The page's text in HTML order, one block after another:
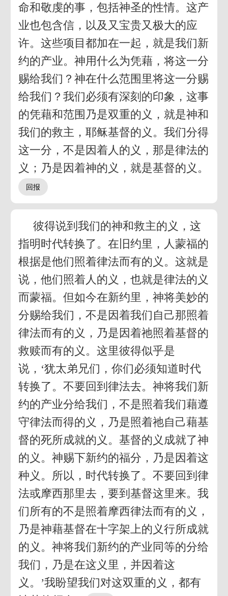
命和敬虔的事，包括神圣的性情。这产
业也包含信，以及又宝贵又极大的应
许。这些项目都加在一起，就是我们新
约的产业。神用什么为凭藉，将这一分
赐给我们？神在什么范围里将这一分赐
给我们？我们必须有深刻的印象，这事
的凭藉和范围乃是双重的义，就是神和
我们的救主，耶稣基督的义。我们分得
这一分，不是因着人的义，那是律法的
义；乃是因着神的义，就是基督的义。
彼得说到我们的神和救主的义，这
指明时代转换了。在旧约里，人蒙福的
根据是他们照着律法而有的义。这就是
说，他们照着人的义，也就是律法的义
而蒙福。但如今在新约里，神将美妙的
分赐给我们，不是因着我们自己那照着
律法而有的义，乃是因着祂照着基督的
救赎而有的义。这里彼得似乎是
说，‘犹太弟兄们，你们必须知道时代
转换了。不要回到律法去。神将我们新
约的产业分给我们，不是照着我们藉遵
守律法而得的义，乃是照着祂自己藉基
督的死所成就的义。基督的义成就了神
的义。神赐下新约的福分，乃是因着这
种义。所以，时代转换了。不要回到律
法或摩西那里去，要到基督这里来。我
们所有的不是照着摩西律法而有的义，
乃是神藉基督在十字架上的义行所成就
的义。神将我们新约的产业同等的分给
我们，乃是在这义里，并因着这
义。’我盼望我们对这双重的义，都有